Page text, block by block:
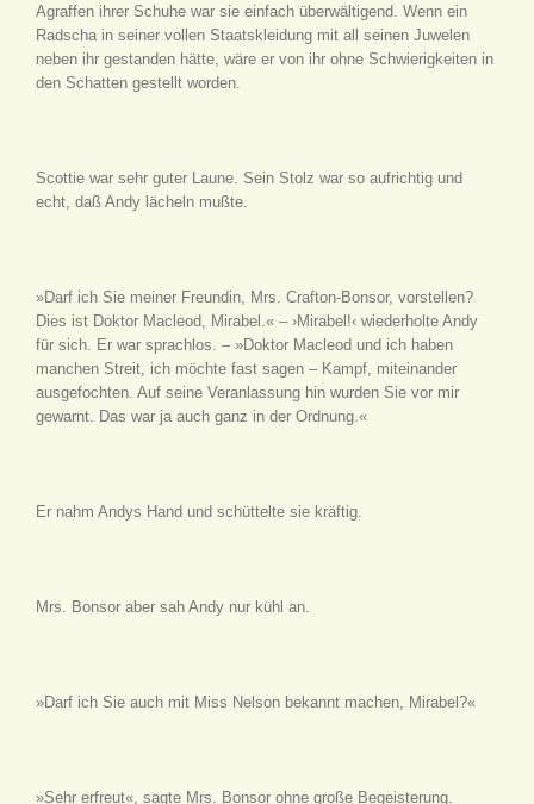
Agraffen ihrer Schuhe war sie einfach überwältigend. Wenn ein
Radscha in seiner vollen Staatskleidung mit all seinen Juwelen
neben ihr gestanden hätte, wäre er von ihr ohne Schwierigkeiten in
den Schatten gestellt worden.
Scottie war sehr guter Laune. Sein Stolz war so aufrichtig und
echt, daß Andy lächeln mußte.
»Darf ich Sie meiner Freundin, Mrs. Crafton-Bonsor, vorstellen?
Dies ist Doktor Macleod, Mirabel.« – ›Mirabel!‹ wiederholte Andy
für sich. Er war sprachlos. – »Doktor Macleod und ich haben
manchen Streit, ich möchte fast sagen – Kampf, miteinander
ausgefochten. Auf seine Veranlassung hin wurden Sie vor mir
gewarnt. Das war ja auch ganz in der Ordnung.«
Er nahm Andys Hand und schüttelte sie kräftig.
Mrs. Bonsor aber sah Andy nur kühl an.
»Darf ich Sie auch mit Miss Nelson bekannt machen, Mirabel?«
»Sehr erfreut«, sagte Mrs. Bonsor ohne große Begeisterung.